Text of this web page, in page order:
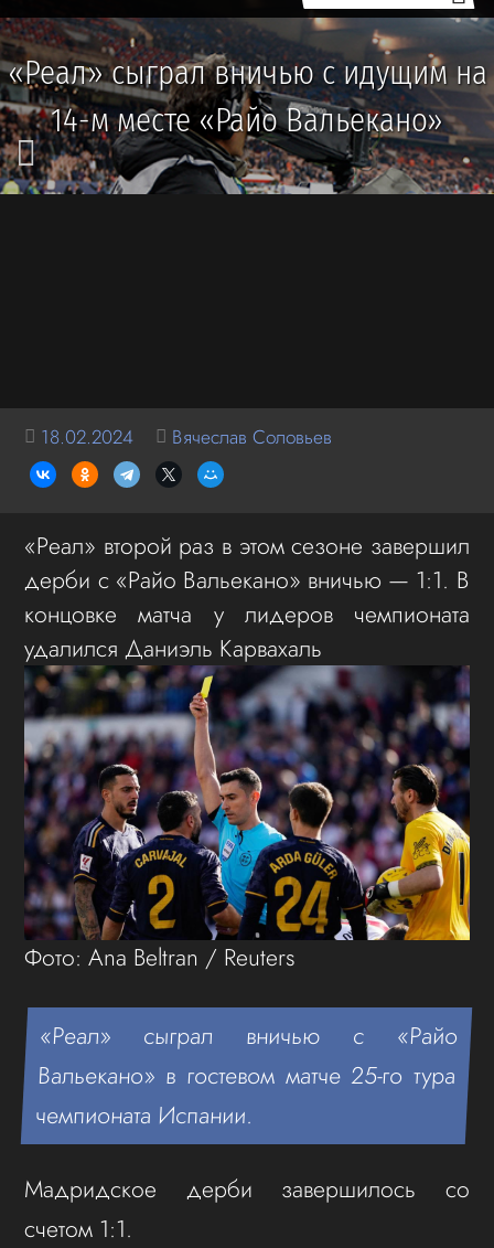
«Реал» сыграл вничью c идущим на
14-м месте «Райо Вальекано»
18.02.2024 Вячеслав Соловьев
«Реал» второй раз в этом сезоне завершил
дерби с «Райо Вальекано» вничью — 1:1. В
концовке матча у лидеров чемпионата
удалился Даниэль Карвахаль
Фото: Ana Beltran / Reuters
«Реал» сыграл вничью с «Райо
Вальекано» в гостевом матче 25-го тура
чемпионата Испании.
Мадридское дерби завершилось со
счетом 1:1.